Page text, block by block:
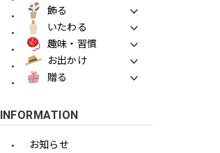
飾る
いたわる
趣味・習慣
お出かけ
贈る
INFORMATION
お知らせ